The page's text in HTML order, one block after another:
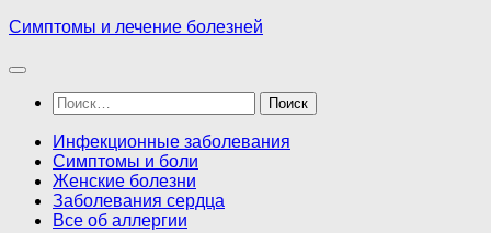
Перейти
содержимому
Симптомы и лечение болезней
Найти:
Инфекционные заболевания
Симптомы и боли
Женские болезни
Заболевания сердца
Все об аллергии